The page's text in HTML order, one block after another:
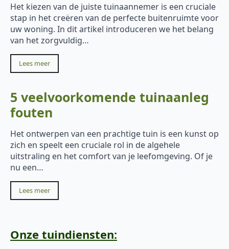
Het kiezen van de juiste tuinaannemer is een cruciale
stap in het creëren van de perfecte buitenruimte voor
uw woning. In dit artikel introduceren we het belang
van het zorgvuldig…
Lees meer
5 veelvoorkomende tuinaanleg
fouten
Het ontwerpen van een prachtige tuin is een kunst op
zich en speelt een cruciale rol in de algehele
uitstraling en het comfort van je leefomgeving. Of je
nu een…
Lees meer
Onze tuindiensten: